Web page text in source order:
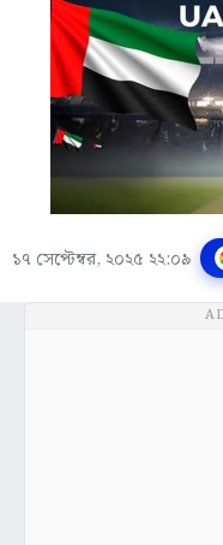
১৭ সেপ্টেম্বর, ২০২৫ ২২:০৯